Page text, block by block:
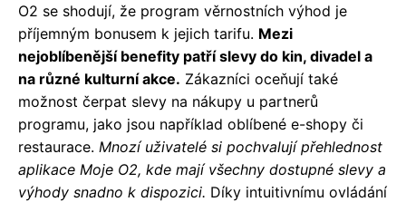
O2 se shodují, že program věrnostních výhod je
příjemným bonusem k jejich tarifu. Mezi
nejoblíbenější benefity patří slevy do kin, divadel a
na různé kulturní akce. Zákazníci oceňují také
možnost čerpat slevy na nákupy u partnerů
programu, jako jsou například oblíbené e-shopy či
restaurace. Mnozí uživatelé si pochvalují přehlednost
aplikace Moje O2, kde mají všechny dostupné slevy a
výhody snadno k dispozici. Díky intuitivnímu ovládání